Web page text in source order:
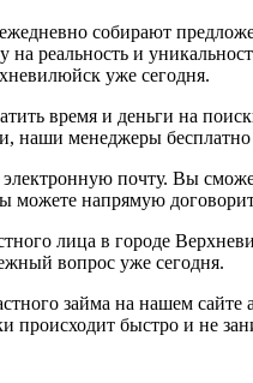
собирают
на реальность и
уже сегодня.
время и деньги на
наши менеджеры
почту. Вы
напрямую
лица в городе
вопрос уже сегодня.
займа на нашем
происходит быстро и не